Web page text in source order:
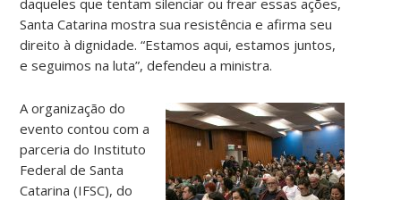
Santa Catarina mostra sua resistência e afirma seu
direito à dignidade. “Estamos aqui, estamos juntos,
e seguimos na luta”, defendeu a ministra.
A organização do
evento contou com a
parceria do Instituto
Federal de Santa
Catarina (IFSC), do